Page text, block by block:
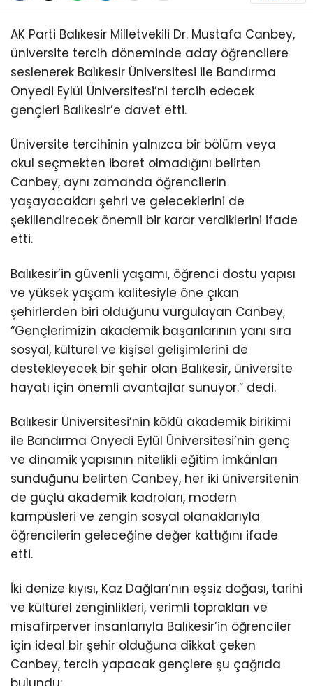
AK Parti Balıkesir Milletvekili Dr. Mustafa Canbey,
üniversite tercih döneminde aday öğrencilere
seslenerek Balıkesir Üniversitesi ile Bandırma
Onyedi Eylül Üniversitesi’ni tercih edecek
gençleri Balıkesir’e davet etti.
Üniversite tercihinin yalnızca bir bölüm veya
okul seçmekten ibaret olmadığını belirten
Canbey, aynı zamanda öğrencilerin
yaşayacakları şehri ve geleceklerini de
şekillendirecek önemli bir karar verdiklerini ifade
etti.
Balıkesir’in güvenli yaşamı, öğrenci dostu yapısı
ve yüksek yaşam kalitesiyle öne çıkan
şehirlerden biri olduğunu vurgulayan Canbey,
“Gençlerimizin akademik başarılarının yanı sıra
sosyal, kültürel ve kişisel gelişimlerini de
destekleyecek bir şehir olan Balıkesir, üniversite
hayatı için önemli avantajlar sunuyor.” dedi.
Balıkesir Üniversitesi’nin köklü akademik birikimi
ile Bandırma Onyedi Eylül Üniversitesi’nin genç
ve dinamik yapısının nitelikli eğitim imkânları
sunduğunu belirten Canbey, her iki üniversitenin
de güçlü akademik kadroları, modern
kampüsleri ve zengin sosyal olanaklarıyla
öğrencilerin geleceğine değer kattığını ifade
etti.
İki denize kıyısı, Kaz Dağları’nın eşsiz doğası, tarihi
ve kültürel zenginlikleri, verimli toprakları ve
misafirperver insanlarıyla Balıkesir’in öğrenciler
için ideal bir şehir olduğuna dikkat çeken
Canbey, tercih yapacak gençlere şu çağrıda